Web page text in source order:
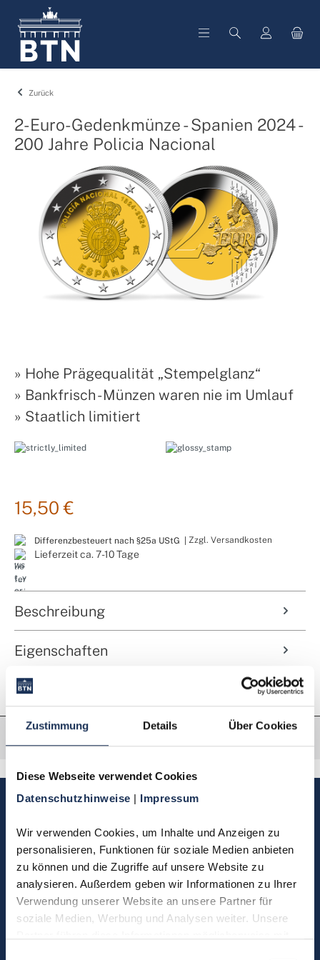
Zustimmung Details Über Cookies
Diese Webseite verwendet Cookies
Datenschutzhinweise | Impressum
Wir verwenden Cookies, um Inhalte und Anzeigen zu
personalisieren, Funktionen für soziale Medien anbieten
zu können und die Zugriffe auf unsere Website zu
analysieren. Außerdem geben wir Informationen zu Ihrer
Verwendung unserer Website an unsere Partner für
soziale Medien, Werbung und Analysen weiter. Unsere
springen
Zurück
2-Euro-Gedenkmünze - Spanien 2024 -
200 Jahre Policia Nacional
» Hohe Prägequalität „Stempelglanz“
» Bankfrisch - Münzen waren nie im Umlauf
» Staatlich limitiert
15,50 €
Differenzbesteuert nach §25a UStG | Zzgl. Versandkosten
Lieferzeit ca. 7-10 Tage
Beschreibung
Eigenschaften
Sie haben Fragen, möchten
Bestellung zurücksenden?
Kontakt